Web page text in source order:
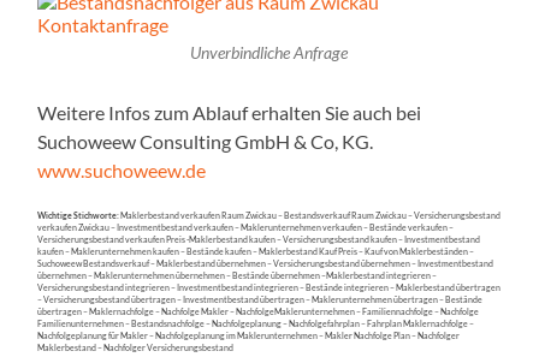
Unverbindliche Anfrage
Weitere Infos zum Ablauf erhalten Sie auch bei
Suchoweew Consulting GmbH & Co, KG.
www.suchoweew.de
Wichtige Stichworte: Maklerbestand verkaufen Raum Zwickau – Bestandsverkauf Raum Zwickau – Versicherungsbestand
verkaufen Zwickau – Investmentbestand verkaufen – Maklerunternehmen verkaufen – Bestände verkaufen –
Versicherungsbestand verkaufen Preis -Maklerbestand kaufen – Versicherungsbestand kaufen – Investmentbestand
kaufen – Maklerunternehmen kaufen – Bestände kaufen – Maklerbestand Kauf Preis – Kauf von Maklerbeständen –
Suchoweew Bestandsverkauf – Maklerbestand übernehmen – Versicherungsbestand übernehmen – Investmentbestand
übernehmen – Maklerunternehmen übernehmen – Bestände übernehmen –Maklerbestand integrieren –
Versicherungsbestand integrieren – Investmentbestand integrieren – Bestände integrieren – Maklerbestand übertragen
– Versicherungsbestand übertragen – Investmentbestand übertragen – Maklerunternehmen übertragen – Bestände
übertragen – Maklernachfolge – Nachfolge Makler – NachfolgeMaklerunternehmen – Familiennachfolge – Nachfolge
Familienunternehmen – Bestandsnachfolge – Nachfolgeplanung – Nachfolgefahrplan – Fahrplan Maklernachfolge –
Nachfolgeplanung für Makler – Nachfolgeplanung im Maklerunternehmen – Makler Nachfolge Plan – Nachfolger
Maklerbestand – Nachfolger Versicherungsbestand